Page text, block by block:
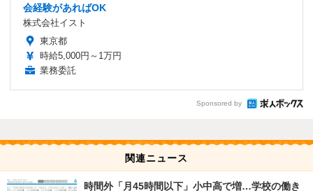
会経験があればOK
株式会社イスト
東京都
時給5,000円～1万円
業務委託
Sponsored by
関連ニュース
時間外「月45時間以下」小中高で増…学校の働き